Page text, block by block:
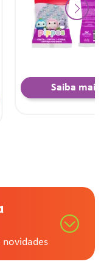
Saiba mais
novidades